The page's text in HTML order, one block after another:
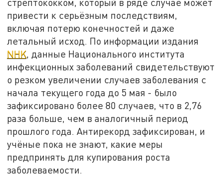
привести к серьёзным последствиям,
включая потерю конечностей и даже
летальный исход. По информации издания
NHK, данные Национального института
инфекционных заболеваний свидетельствуют
о резком увеличении случаев заболевания с
начала текущего года до 5 мая - было
зафиксировано более 80 случаев, что в 2,76
раза больше, чем в аналогичный период
прошлого года. Антирекорд зафиксирован, и
учёные пока не знают, какие меры
предпринять для купирования роста
заболеваемости.